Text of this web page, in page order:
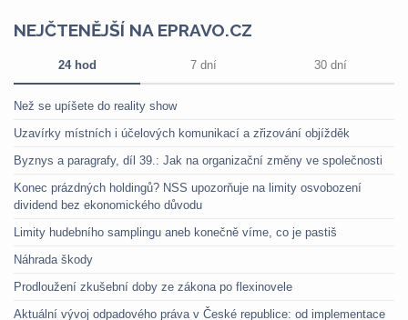
NEJČTENĚJŠÍ NA EPRAVO.CZ
24 hod 7 dní 30 dní
Než se upíšete do reality show
Uzavírky místních i účelových komunikací a zřizování objížděk
Byznys a paragrafy, díl 39.: Jak na organizační změny ve společnosti
Konec prázdných holdingů? NSS upozorňuje na limity osvobození
dividend bez ekonomického důvodu
Limity hudebního samplingu aneb konečně víme, co je pastiš
Náhrada škody
Prodloužení zkušební doby ze zákona po flexinovele
Aktuální vývoj odpadového práva v České republice: od implementace